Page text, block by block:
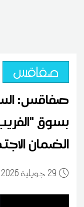
صفاقس
صفاقس:
بسوق
الضمان
29 08:58 2026 جويلية